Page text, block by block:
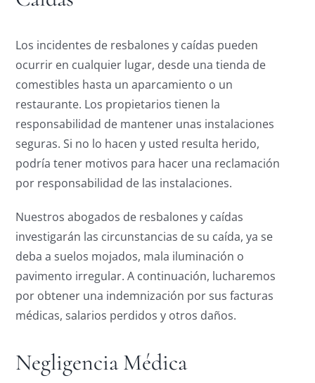
Los incidentes de resbalones y caídas pueden
ocurrir en cualquier lugar, desde una tienda de
comestibles hasta un aparcamiento o un
restaurante. Los propietarios tienen la
responsabilidad de mantener unas instalaciones
seguras. Si no lo hacen y usted resulta herido,
podría tener motivos para hacer una reclamación
por responsabilidad de las instalaciones.
Nuestros abogados de resbalones y caídas
investigarán las circunstancias de su caída, ya se
deba a suelos mojados, mala iluminación o
pavimento irregular. A continuación, lucharemos
por obtener una indemnización por sus facturas
médicas, salarios perdidos y otros daños.
Negligencia Médica